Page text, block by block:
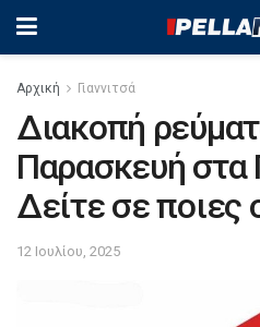
Αρχική Γιαννιτσά
Διακοπή
Παρασκευή στα
Δείτε σε ποιες
12 Ιουλίου, 2025